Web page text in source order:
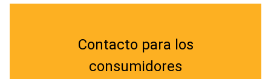
Contacto para los
consumidores